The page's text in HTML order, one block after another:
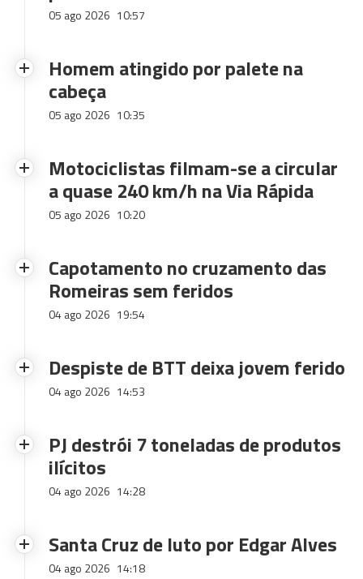
05 ago 2026 10:57
Homem atingido por palete na
cabeça
05 ago 2026 10:35
Motociclistas filmam-se a circular
a quase 240 km/h na Via Rápida
05 ago 2026 10:20
Capotamento no cruzamento das
Romeiras sem feridos
04 ago 2026 19:54
Despiste de BTT deixa jovem ferido
04 ago 2026 14:53
PJ destrói 7 toneladas de produtos
ilícitos
04 ago 2026 14:28
Santa Cruz de luto por Edgar Alves
04 ago 2026 14:18